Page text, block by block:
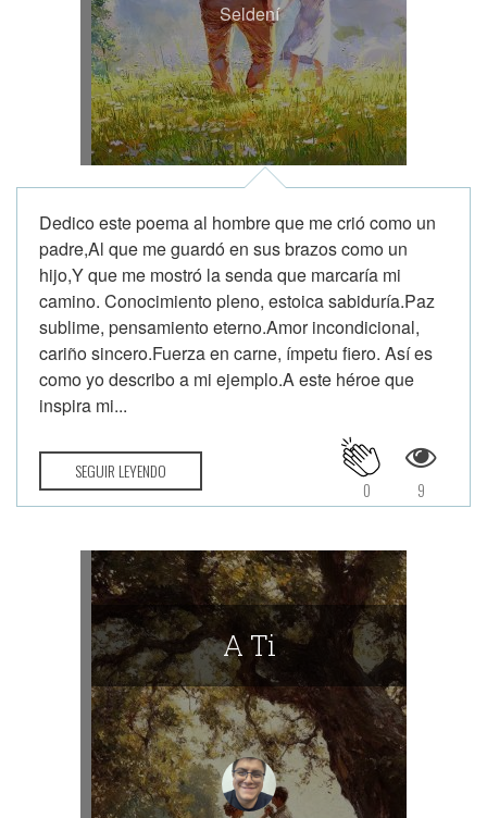
Seldení
Dedico este poema al hombre que me crió como un
padre,Al que me guardó en sus brazos como un
hijo,Y que me mostró la senda que marcaría mi
camino. Conocimiento pleno, estoica sabiduría.Paz
sublime, pensamiento eterno.Amor incondicional,
cariño sincero.Fuerza en carne, ímpetu fiero. Así es
como yo describo a mi ejemplo.A este héroe que
inspira mi...
SEGUIR LEYENDO
9
0
A Ti